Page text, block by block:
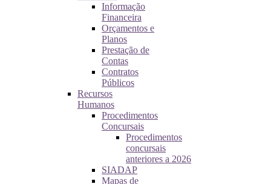
Informação
Financeira
Orçamentos e
Planos
Prestação de
Contas
Contratos
Públicos
Recursos
Humanos
Procedimentos
Concursais
Procedimentos
concursais
anteriores a 2026
SIADAP
Mapas de